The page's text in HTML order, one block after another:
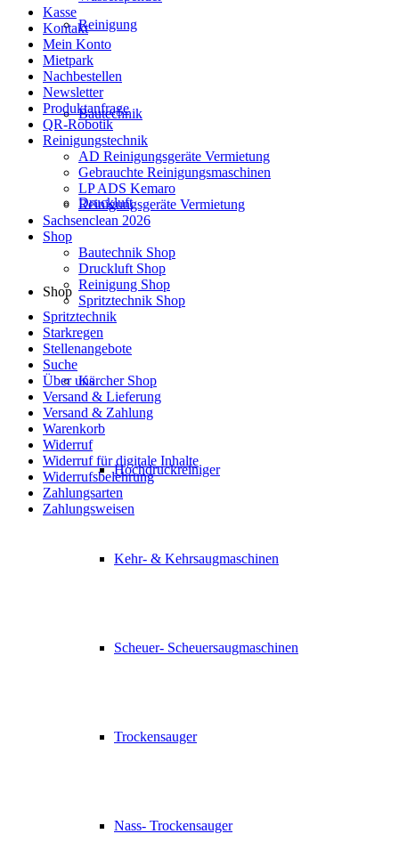
Reinigung
Bautechnik
Druckluft
Shop
Kärcher Shop
Hochdruckreiniger
Kehr- & Kehrsaugmaschinen
Scheuer- Scheuersaugmaschinen
Trockensauger
Nass- Trockensauger
Kasse
Kontakt
Mein Konto
Mietpark
Nachbestellen
Newsletter
Produktanfrage
QR-Robotik
Reinigungstechnik
AD Reinigungsgeräte Vermietung
Gebrauchte Reinigungsmaschinen
LP ADS Kemaro
Reinigungsgeräte Vermietung
Sachsenclean 2026
Shop
Bautechnik Shop
Druckluft Shop
Reinigung Shop
Spritztechnik Shop
Spritztechnik
Starkregen
Stellenangebote
Suche
Über uns
Versand & Lieferung
Versand & Zahlung
Warenkorb
Widerruf
Widerruf für digitale Inhalte
Widerrufsbelehrung
Zahlungsarten
Zahlungsweisen